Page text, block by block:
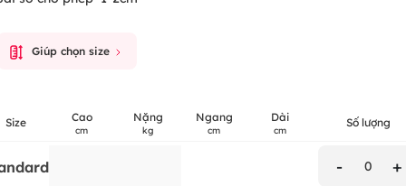
Giúp chọn size
Size Cao
cm
Nặng
kg
Ngang
cm
Dài
cm Số lượng
- 0 +